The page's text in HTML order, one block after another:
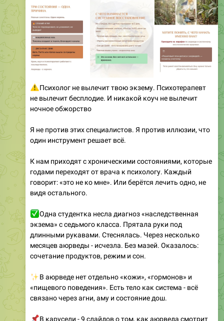
Психолог не вылечит твою экзему. Психотерапевт
не вылечит бесплодие. И никакой коуч не вылечит
ночное обжорство
Я не против этих специалистов. Я против иллюзии, что
К нам приходят с хроническими состояниями, которые
говорит: «это не ко мне». Или берётся лечить одно, не
видя остального.
Одна студентка несла диагноз «наследственная
длинными рукавами. Стеснялась. Через несколько
месяцев аюрведы - исчезла. Без мазей. Оказалось:
сочетание продуктов, режим и сон.
В аюрведе нет отдельно «кожи», «гормонов» и
связано через агни, аму и состояние дош.
В карусели - 9 слайдов о том, как аюрведа смотрит